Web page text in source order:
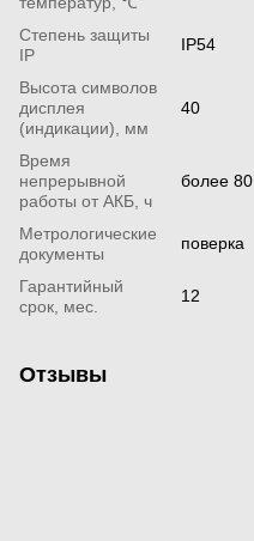
Степень защиты
IP
IP54
Высота символов
дисплея
(индикации), мм
40
Время
непрерывной
работы от АКБ, ч
более 80
Метрологические
документы
поверка
Гарантийный
срок, мес.
12
Отзывы